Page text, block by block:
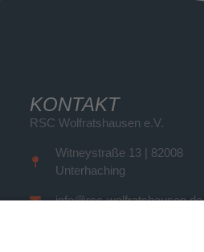
KONTAKT
RSC Wolfratshausen e.V.
Witneystraße 13 | 82008
Unterhaching
info@rsc-wolfratshausen.de